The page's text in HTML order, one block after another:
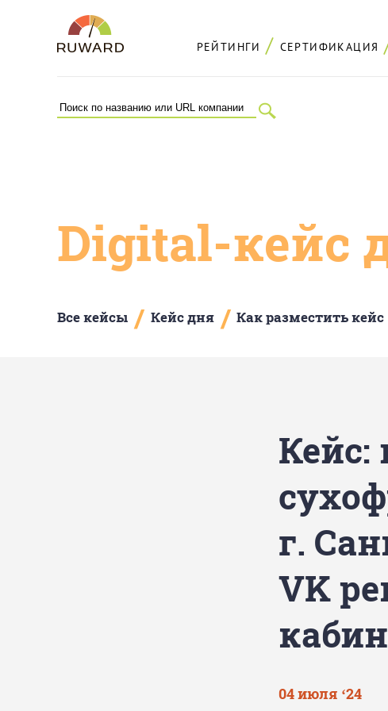
РЕЙТИНГИ СЕРТИФИКАЦИЯ
Digital-кейс
Все кейсы / Кейс дня / Как разместить кейс
Кейс:
г.
VK
04 июля ‘24